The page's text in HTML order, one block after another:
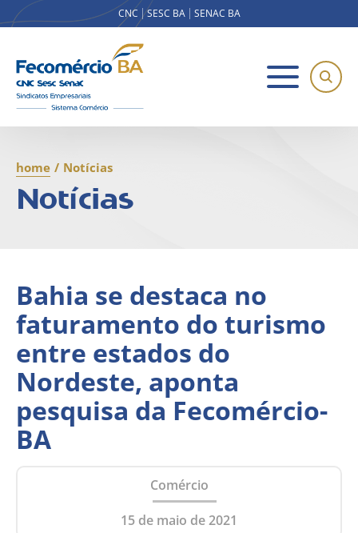
CNC SESC BA SENAC BA
home / Notícias
Notícias
Bahia se destaca no
faturamento do turismo
entre estados do
Nordeste, aponta
pesquisa da Fecomércio-
BA
Comércio
15 de maio de 2021